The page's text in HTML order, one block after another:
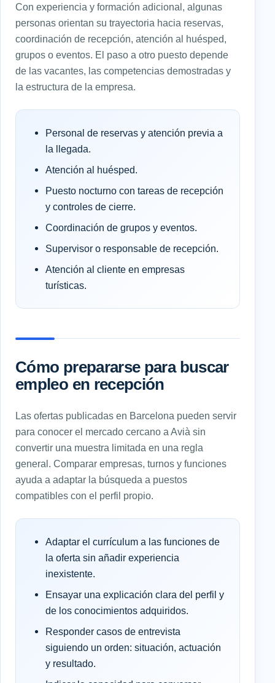
Con experiencia y formación adicional, algunas
personas orientan su trayectoria hacia reservas,
coordinación de recepción, atención al huésped,
grupos o eventos. El paso a otro puesto depende
de las vacantes, las competencias demostradas y
la estructura de la empresa.
Personal de reservas y atención previa a
la llegada.
Atención al huésped.
Puesto nocturno con tareas de recepción
y controles de cierre.
Coordinación de grupos y eventos.
Supervisor o responsable de recepción.
Atención al cliente en empresas
turísticas.
Cómo prepararse para buscar
empleo en recepción
Las ofertas publicadas en Barcelona pueden servir
para conocer el mercado cercano a Avià sin
convertir una muestra limitada en una regla
general. Comparar empresas, turnos y funciones
ayuda a adaptar la búsqueda a puestos
compatibles con el perfil propio.
Adaptar el currículum a las funciones de
la oferta sin añadir experiencia
inexistente.
Ensayar una explicación clara del perfil y
de los conocimientos adquiridos.
Responder casos de entrevista
siguiendo un orden: situación, actuación
y resultado.